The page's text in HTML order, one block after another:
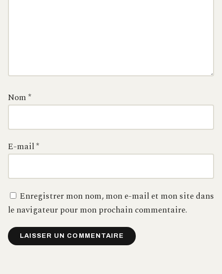
Nom*
E-mail*
Enregistrer mon nom, mon e-mail et mon site dans
le navigateur pour mon prochain commentaire.